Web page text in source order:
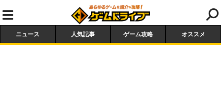
ニュース 人気記事 ゲーム攻略 オススメ